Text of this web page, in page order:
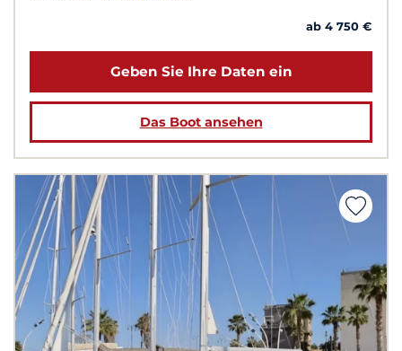
ab 4 750 €
Geben Sie Ihre Daten ein
Das Boot ansehen